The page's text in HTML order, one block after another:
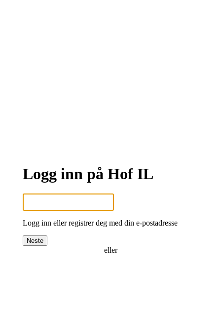
Logg inn på Hof IL
Logg inn eller registrer deg med din e-postadresse
Neste
eller